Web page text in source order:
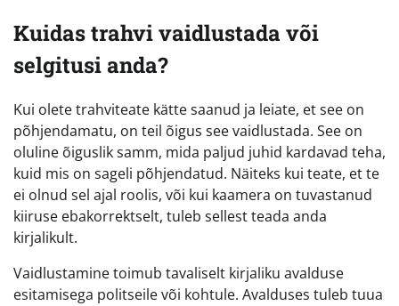
Kuidas trahvi vaidlustada või
selgitusi anda?
Kui olete trahviteate kätte saanud ja leiate, et see on
põhjendamatu, on teil õigus see vaidlustada. See on
oluline õiguslik samm, mida paljud juhid kardavad teha,
kuid mis on sageli põhjendatud. Näiteks kui teate, et te
ei olnud sel ajal roolis, või kui kaamera on tuvastanud
kiiruse ebakorrektselt, tuleb sellest teada anda
kirjalikult.
Vaidlustamine toimub tavaliselt kirjaliku avalduse
esitamisega politseile või kohtule. Avalduses tuleb tuua